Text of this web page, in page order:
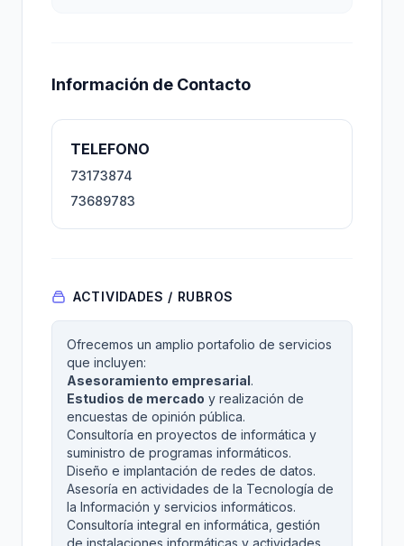
Información de Contacto
TELEFONO
73173874
73689783
ACTIVIDADES / RUBROS
Ofrecemos un amplio portafolio de servicios
que incluyen:
Asesoramiento empresarial.
Estudios de mercado y realización de
encuestas de opinión pública.
Consultoría en proyectos de informática y
suministro de programas informáticos.
Diseño e implantación de redes de datos.
Asesoría en actividades de la Tecnología de
la Información y servicios informáticos.
Consultoría integral en informática, gestión
de instalaciones informáticas y actividades